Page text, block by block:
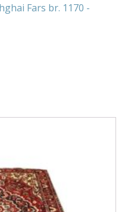
Fars br. 1170 -